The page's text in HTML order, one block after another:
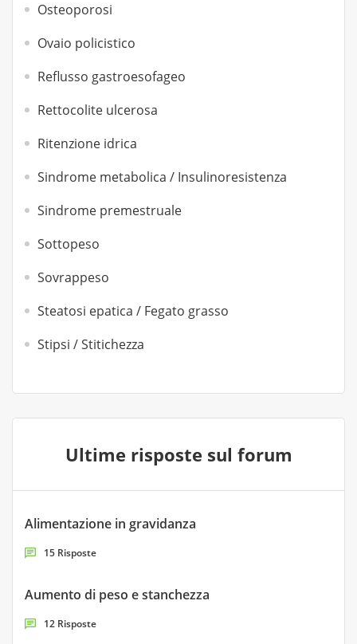
Osteoporosi
Ovaio policistico
Reflusso gastroesofageo
Rettocolite ulcerosa
Ritenzione idrica
Sindrome metabolica / Insulinoresistenza
Sindrome premestruale
Sottopeso
Sovrappeso
Steatosi epatica / Fegato grasso
Stipsi / Stitichezza
Ultime risposte sul forum
Alimentazione in gravidanza
15 Risposte
Aumento di peso e stanchezza
12 Risposte